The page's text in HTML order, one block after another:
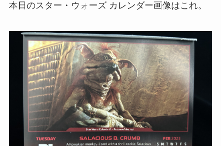
本日のスター・ウォーズ カレンダー画像はこれ。